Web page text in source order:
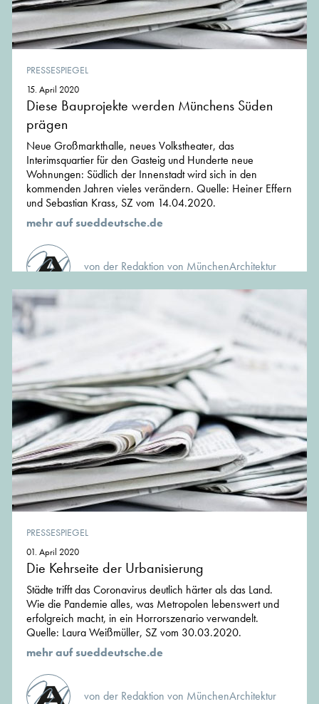
PRESSESPIEGEL
15. April 2020
Diese Bauprojekte werden Münchens Süden
prägen
Neue Großmarkthalle, neues Volkstheater, das
Interimsquartier für den Gasteig und Hunderte neue
Wohnungen: Südlich der Innenstadt wird sich in den
kommenden Jahren vieles verändern. Quelle: Heiner Effern
und Sebastian Krass, SZ vom 14.04.2020.
mehr auf sueddeutsche.de
von der Redaktion von MünchenArchitektur
PRESSESPIEGEL
01. April 2020
Die Kehrseite der Urbanisierung
Städte trifft das Coronavirus deutlich härter als das Land.
Wie die Pandemie alles, was Metropolen lebenswert und
erfolgreich macht, in ein Horrorszenario verwandelt.
Quelle: Laura Weißmüller, SZ vom 30.03.2020.
mehr auf sueddeutsche.de
von der Redaktion von MünchenArchitektur